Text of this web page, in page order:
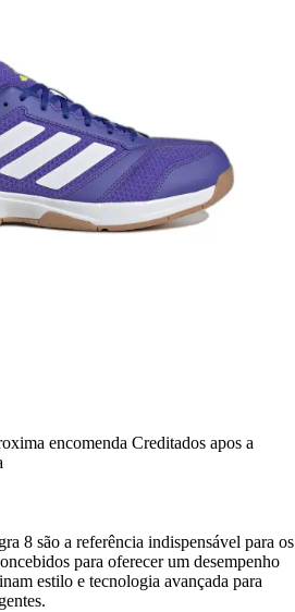
encomenda Creditados apos a
8 são a referência indispensável para os
para oferecer um desempenho
estilo e tecnologia avançada para